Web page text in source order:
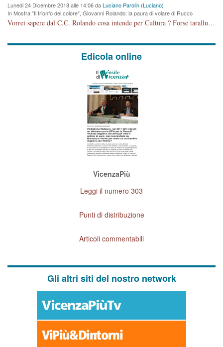
Lunedi 24 Dicembre 2018 alle 14:06 daLuciano Parolin (Luciano)
In Mostra "Il trionfo del colore", Giovanni Rolando: la paura di volare di Rucco
Vorrei sapere dal C.C. Rolando cosa intende per Cultura ? Forse tarallucci, vino e sagre, o spaghetti tricolori del PD ? Il continuo (s)parlare della mostra a Palazzo Chiericati caro consigliere DANNEGGIA FORTEMENTE l'immagine della città TUTTA e fa deviare i consensi che in RUSSIA (badi bene ex U.R.S.S.) sono ECCELLENTI. A livello artistico l'evento è di alta Valenza culturale, COMPITO di Tutta la Cittadinanza fare il possibile per propagandare l'iniziativa senza farne UN CASO PARTITICO come fa Lei da sempre. Meno Gazebo + Partecipazione! E così sia. Amen.
Edicola online
VicenzaPiù
Leggi il numero 303
Punti di distribuzione
Articoli commentabili
Gli altri siti del nostro network